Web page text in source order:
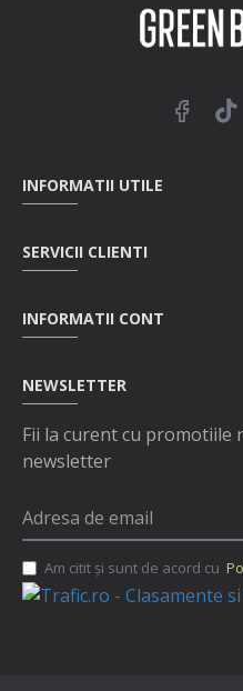
INFORMATII UTILE
SERVICII CLIENTI
INFORMATII CONT
NEWSLETTER
Fii la curent cu promotiile
newsletter
Am citit şi sunt de acord cu